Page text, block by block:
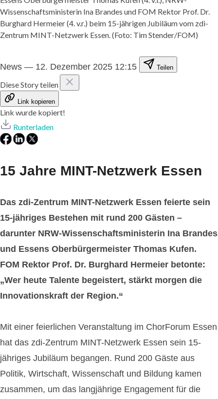
Wissenschaftsministerin Ina Brandes und FOM Rektor Prof. Dr.
Burghard Hermeier (4. v.r.) beim 15-jährigen Jubiläum vom zdi-
Zentrum MINT-Netzwerk Essen. (Foto: Tim Stender/FOM)
News — 12. Dezember 2025 12:15 Teilen
Diese Story teilen
Link kopieren
Link wurde kopiert!
Runterladen
15 Jahre MINT-Netzwerk Essen
Das zdi-Zentrum MINT-Netzwerk Essen feierte sein
15-jähriges Bestehen mit rund 200 Gästen –
darunter NRW-Wissenschaftsministerin Ina Brandes
und Essens Oberbürgermeister Thomas Kufen.
FOM Rektor Prof. Dr. Burghard Hermeier betonte:
„Wer heute Talente begeistert, stärkt morgen die
Innovationskraft der Region.“
Mit einer feierlichen Veranstaltung im ChorForum Essen
hat das zdi-Zentrum MINT-Netzwerk Essen sein 15-
jähriges Jubiläum begangen. Rund 200 Gäste aus
Politik, Wirtschaft, Wissenschaft und Bildung kamen
zusammen, um das langjährige Engagement für die